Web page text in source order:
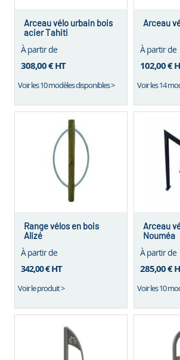
Arceau vélo urbain bois
acier Tahiti
À partir de
308,00 €HT
Voir les 10 modèles disponibles >
Arceau
À partir de
102,00 €
Voir les 14
Range vélos en bois
Alizé
À partir de
342,00 €HT
Voir le produit >
Arceau
Nouméa
À partir de
285,00 €
Voir les 10